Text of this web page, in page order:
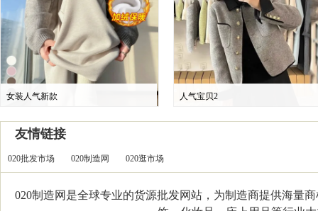
女装人气新款 人气宝贝2
友情链接
020批发市场 020制造网 020逛市场
020制造网是全球专业的货源批发网站，为制造商提供海量